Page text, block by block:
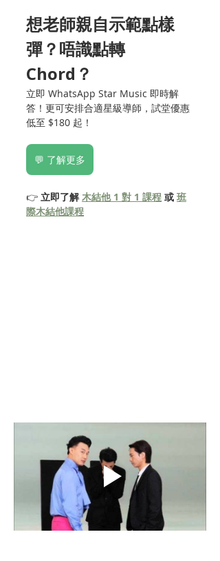
想老師親自示範點樣
彈？唔識點轉
Chord？
立即 WhatsApp Star Music 即時解
答！更可安排合適星級導師，試堂優惠
低至 $180 起！
💬 了解更多
👉 立即了解 木結他 1 對 1 課程 或 班
際木結他課程